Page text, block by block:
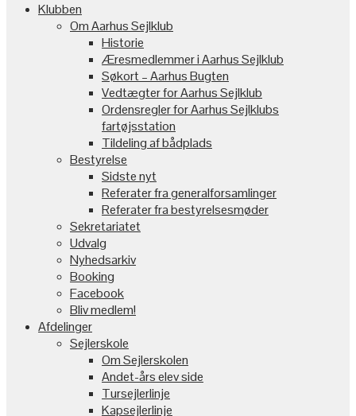
Klubben
Om Aarhus Sejlklub
Historie
Æresmedlemmer i Aarhus Sejlklub
Søkort – Aarhus Bugten
Vedtægter for Aarhus Sejlklub
Ordensregler for Aarhus Sejlklubs
fartøjsstation
Tildeling af bådplads
Bestyrelse
Sidste nyt
Referater fra generalforsamlinger
Referater fra bestyrelsesmøder
Sekretariatet
Udvalg
Nyhedsarkiv
Booking
Facebook
Bliv medlem!
Afdelinger
Sejlerskole
Om Sejlerskolen
Andet-års elev side
Tursejlerlinje
Kapsejlerlinje